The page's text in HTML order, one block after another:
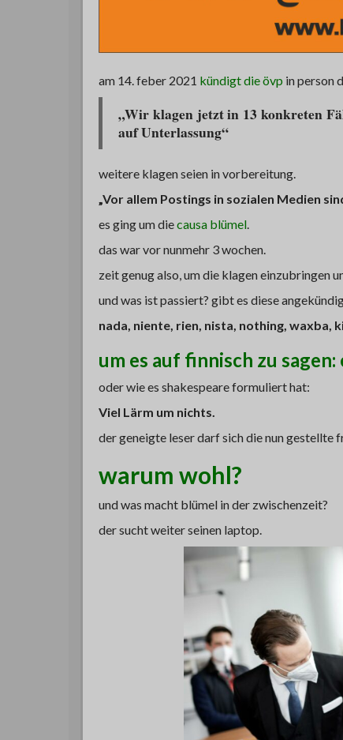
am 14. feber 2021 kündigt die övp in person
„Wir klagen jetzt in 13 konkreten
auf Unterlassung“
weitere klagen seien in vorbereitung.
„Vor allem Postings in sozialen Medien
es ging um diecausa blümel.
das war vor nunmehr 3 wochen.
zeit genug also, um die klagen einzubringen
und was ist passiert? gibt es diese
nada, niente, rien, nista, nothing, waxba,
um es auf finnisch zu sagen:
oder wie es shakespeare formuliert hat:
Viel Lärm um nichts.
der geneigte leser darf sich die nun gestellte
warum wohl?
und was macht blümel in der zwischenzeit?
der sucht weiter seinen laptop.